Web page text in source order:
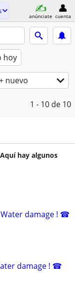
anúnciate cuenta
hoy
nuevo
1 - 10 de 10
hay algunos
damage ! ☎
damage ! ☎